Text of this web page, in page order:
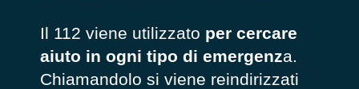
Il 112 viene utilizzato per cercare
aiuto in ogni tipo di emergenza.
Chiamandolo si viene reindirizzati